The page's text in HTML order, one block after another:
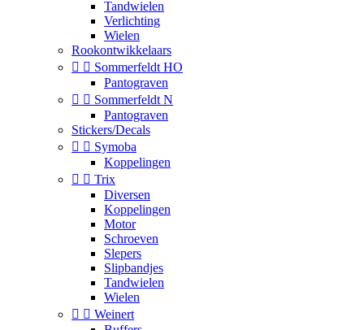
Tandwielen
Verlichting
Wielen
Rookontwikkelaars
  Sommerfeldt HO
Pantograven
  Sommerfeldt N
Pantograven
Stickers/Decals
  Symoba
Koppelingen
  Trix
Diversen
Koppelingen
Motor
Schroeven
Slepers
Slipbandjes
Tandwielen
Wielen
  Weinert